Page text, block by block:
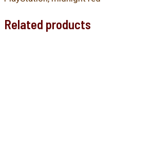
Related products